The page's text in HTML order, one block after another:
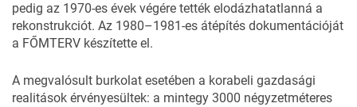
pedig az 1970-es évek végére tették elodázhatatlanná a
rekonstrukciót. Az 1980–1981-es átépítés dokumentációját
a FŐMTERV készítette el.
A megvalósult burkolat esetében a korabeli gazdasági
realitások érvényesültek: a mintegy 3000 négyzetméteres